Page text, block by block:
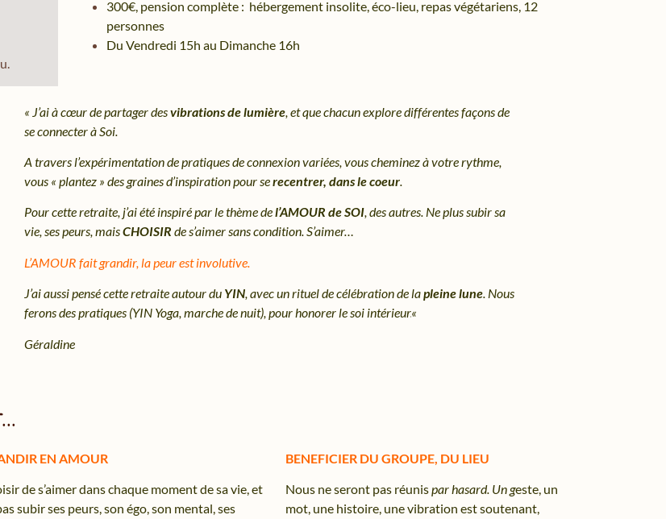
300€, pension complète : hébergement insolite, éco-lieu, repas végétariens, 12
personnes
Du Vendredi 15h au Dimanche 16h
« J’ai à cœur de partager desvibrations de lumière , et que chacun explore différentes façons de
se connecter à Soi.
A travers l’expérimentation de pratiques de connexion variées, vous cheminez à votre rythme,
vous « plantez » des graines d’inspiration pour serecentrer, dans le coeur.
Pour cette retraite, j’ai été inspiré par le thème del’AMOUR de SOI, des autres. Ne plus subir sa
vie, ses peurs, maisCHOISIR de s’aimer sans condition. S’aimer…
L’AMOUR fait grandir, la peur est involutive.
J’ai aussi pensé cette retraite autour du YIN, avec un rituel de célébration de lapleine lune. Nous
ferons des pratiques (YIN Yoga, marche de nuit), pour honorer le soi intérieur.«
Géraldine
EN AMOUR
de s’aimer dans chaque moment de sa vie, et
subir ses peurs, son égo, son mental, ses
BENEFICIER DU GROUPE, DU LIEU
Nous ne seront pas réunispar hasard. Un geste, un
mot, une histoire, une vibration est soutenant,